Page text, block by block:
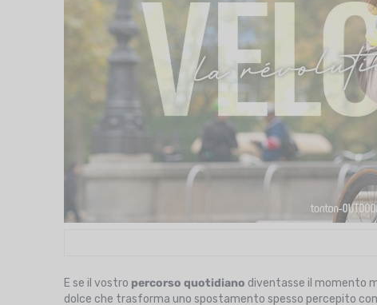
E se il vostro percorso quotidiano diventasse il momento
dolce che trasforma uno spostamento spesso percepito